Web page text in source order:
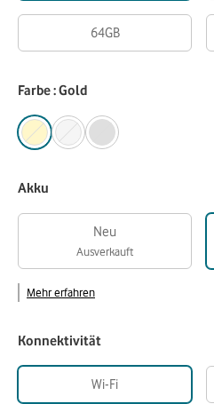
64GB
Farbe : Gold
Akku
Neu
Ausverkauft
Mehr erfahren
Konnektivität
Wi-Fi